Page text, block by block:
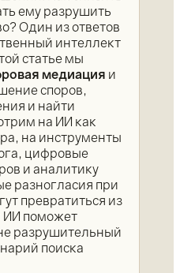
ему разрушить
Один из ответов
интеллект
статье мы
медиация и
споров,
и найти
на ИИ как
на инструменты
цифровые
и аналитику
разногласия при
превратиться из
ИИ поможет
разрушительный
поиска